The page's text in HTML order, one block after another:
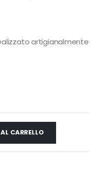
artigianalmente
CARRELLO